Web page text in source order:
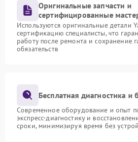
Оригинальные запчасти и
сертифицированные
Используются оригинальные детали
сертификацию специалисты, что
работу после ремонта и сохранение
обязательств
Бесплатная диагностика
Современное оборудование и опыт
экспресс-диагностику и
сроки, минимизируя время без